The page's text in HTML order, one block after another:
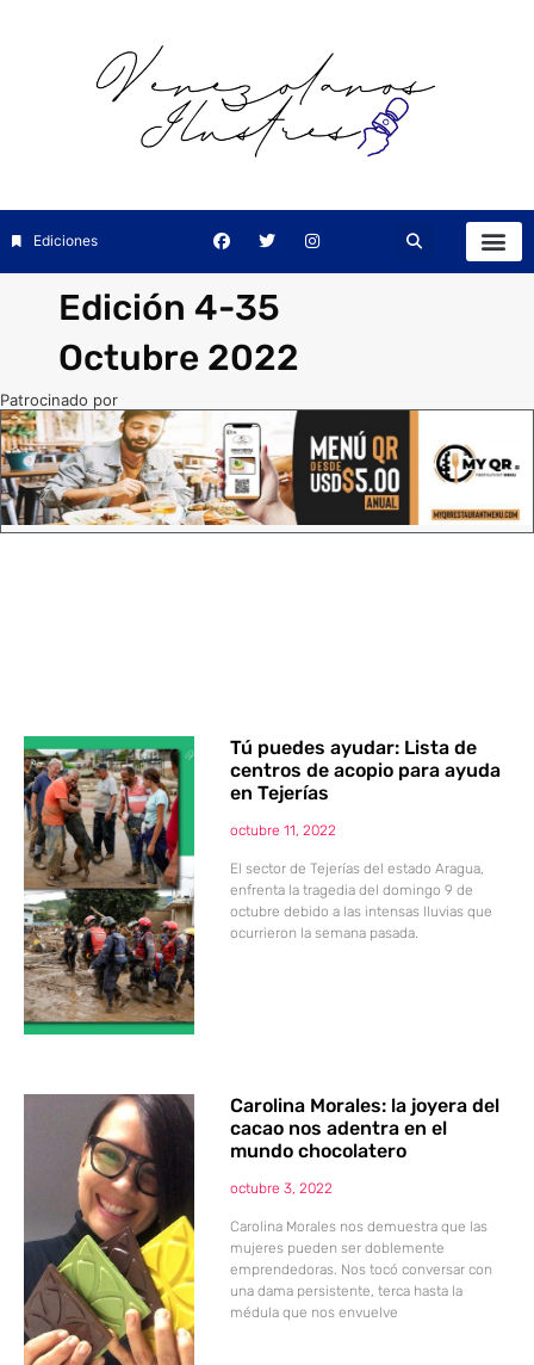
Ediciones
Edición 4-35
Octubre 2022
Patrocinado por
Tú puedes ayudar: Lista de
centros de acopio para ayuda
en Tejerías
octubre 11, 2022
El sector de Tejerías del estado Aragua,
enfrenta la tragedia del domingo 9 de
octubre debido a las intensas lluvias que
ocurrieron la semana pasada.
Carolina Morales: la joyera del
cacao nos adentra en el
mundo chocolatero
octubre 3, 2022
Carolina Morales nos demuestra que las
mujeres pueden ser doblemente
emprendedoras. Nos tocó conversar con
una dama persistente, terca hasta la
médula que nos envuelve